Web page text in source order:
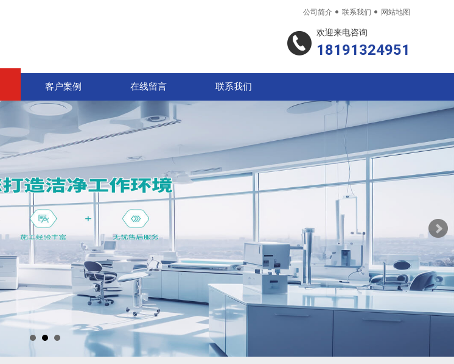
公司简介  联系我们  网站地图
欢迎来电咨询
18191324951
客户案例 在线留言 联系我们